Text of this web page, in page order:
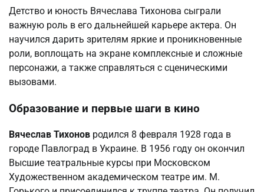
Детство и юность Вячеслава Тихонова сыграли
важную роль в его дальнейшей карьере актера. Он
научился дарить зрителям яркие и проникновенные
роли, воплощать на экране комплексные и сложные
персонажи, а также справляться с сценическими
вызовами.
Образование и первые шаги в кино
Вячеслав Тихонов родился 8 февраля 1928 года в
городе Павлоград в Украине. В 1956 году он окончил
Высшие театральные курсы при Московском
Художественном академическом театре им. М.